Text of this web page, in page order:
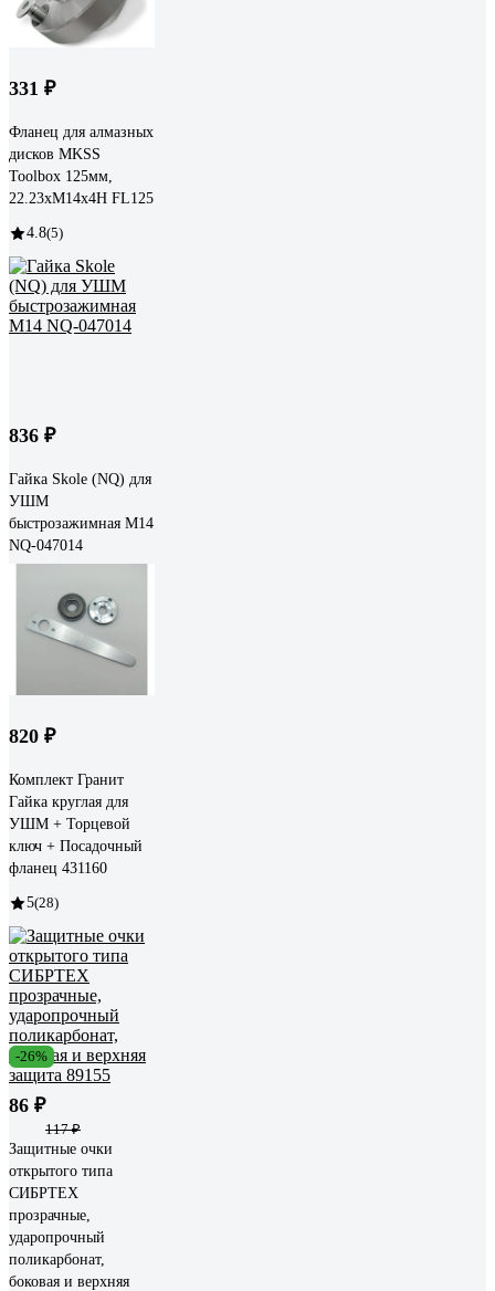
331 ₽
Фланец для алмазных
дисков MKSS
Toolbox 125мм,
22.23хМ14х4H FL125
4.8(5)
836 ₽
Гайка Skole (NQ) для
УШМ
быстрозажимная М14
NQ-047014
820 ₽
Комплект Гранит
Гайка круглая для
УШМ + Торцевой
ключ + Посадочный
фланец 431160
5(28)
-26%
86 ₽
117 ₽
Защитные очки
открытого типа
СИБРТЕХ
прозрачные,
ударопрочный
поликарбонат,
боковая и верхняя